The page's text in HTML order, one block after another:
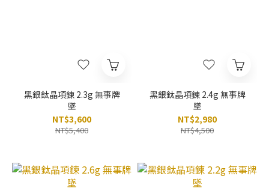
黑銀鈦晶項鍊 2.3g 無事牌
墜
NT$3,600
NT$5,400
黑銀鈦晶項鍊 2.4g 無事牌
墜
NT$2,980
NT$4,500